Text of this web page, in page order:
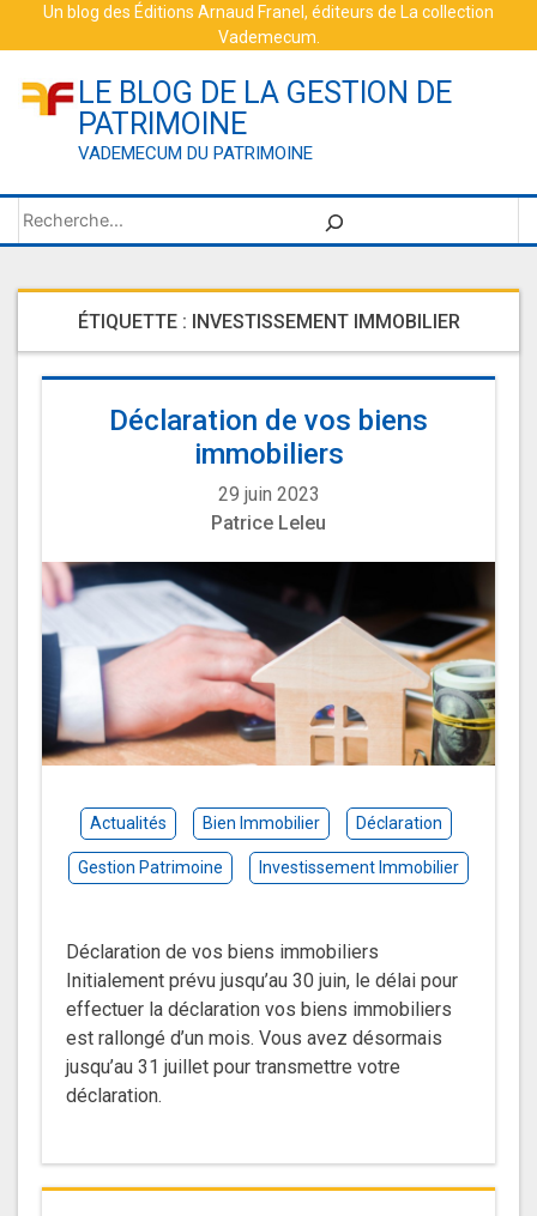
Un blog des Éditions Arnaud Franel , éditeurs de La collection
Vademecum
LE BLOG DE LA GESTION DE
PATRIMOINE
VADEMECUM DU PATRIMOINE
Rechercher
ÉTIQUETTE : INVESTISSEMENT IMMOBILIER
Déclaration de vos biens
immobiliers
29 juin 2023
Patrice Leleu
Actualités Bien Immobilier Déclaration
Gestion Patrimoine Investissement Immobilier
Déclaration de vos biens immobiliers
Initialement prévu jusqu’au 30 juin, le délai pour
effectuer la déclaration vos biens immobiliers
est rallongé d’un mois. Vous avez désormais
jusqu’au 31 juillet pour transmettre votre
déclaration.